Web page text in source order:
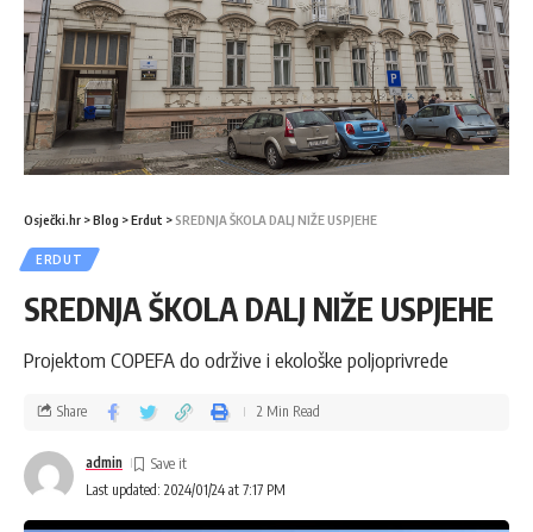
Osječki.hr >Blog >Erdut >SREDNJA ŠKOLA DALJ NIŽE USPJEHE
ERDUT
SREDNJA ŠKOLA DALJ NIŽE USPJEHE
Projektom COPEFA do održive i ekološke poljoprivrede
Last updated: 2024/01/24 at 7:17 PM
admin
Share 2 Min Read